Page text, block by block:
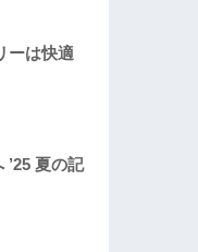
ーは快適
’25 夏の記